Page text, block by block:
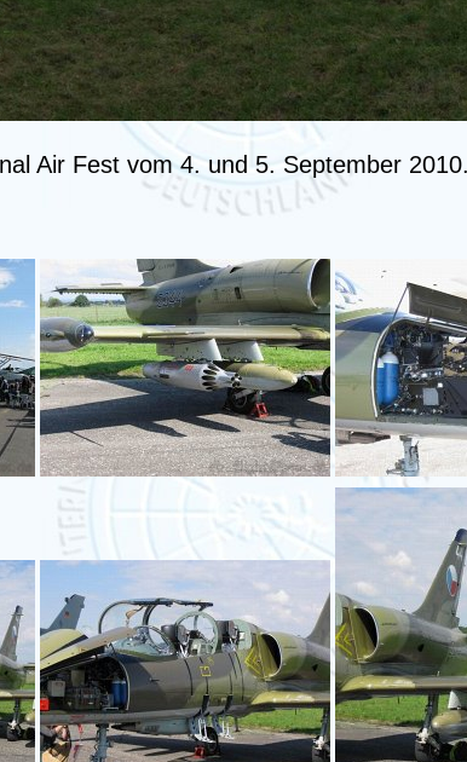
Air Fest vom 4. und 5. September 2010.